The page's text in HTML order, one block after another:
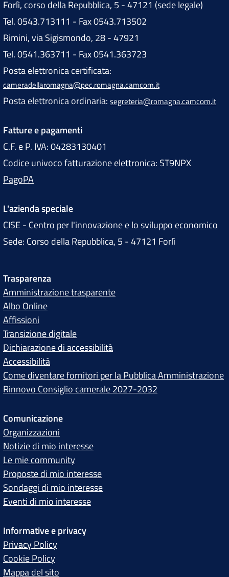
Forlì, corso della Repubblica, 5 - 47121 (sede legale)
Tel. 0543.713111 - Fax 0543.713502
Rimini, via Sigismondo, 28 - 47921
Tel. 0541.363711 - Fax 0541.363723
Posta elettronica certificata:
cameradellaromagna@pec.romagna.camcom.it
Posta elettronica ordinaria: segreteria@romagna.camcom.it
Fatture e pagamenti
C.F. e P. IVA: 04283130401
Codice univoco fatturazione elettronica: ST9NPX
PagoPA
L'azienda speciale
CISE - Centro per l'innovazione e lo sviluppo economico
Sede: Corso della Repubblica, 5 - 47121 Forlì
Trasparenza
Amministrazione trasparente
Albo Online
Affissioni
Transizione digitale
Dichiarazione di accessibilità
Accessibilità
Come diventare fornitori per la Pubblica Amministrazione
Rinnovo Consiglio camerale 2027-2032
Comunicazione
Organizzazioni
Notizie di mio interesse
Le mie community
Proposte di mio interesse
Sondaggi di mio interesse
Eventi di mio interesse
Informative e privacy
Privacy Policy
Cookie Policy
Mappa del sito